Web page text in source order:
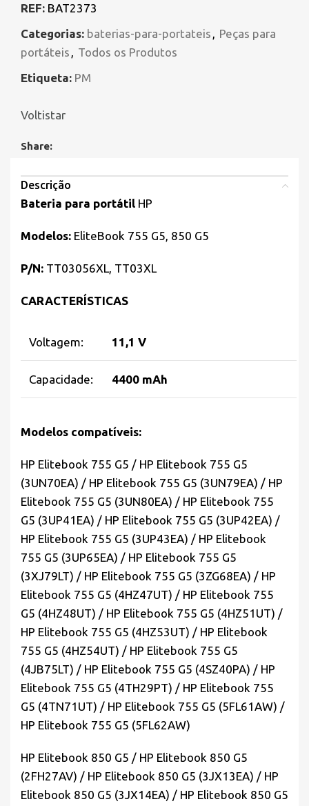
REF: BAT2373
Categorias: baterias-para-portateis , Peças para
portáteis , Todos os Produtos
Etiqueta: PM
Voltistar
Share:
Descrição
Bateria para portátil HP
Modelos: EliteBook 755 G5, 850 G5
P/N: TT03056XL, TT03XL
CARACTERÍSTICAS
Voltagem: 11,1 V
Capacidade: 4400 mAh
Modelos compatíveis:
HP Elitebook 755 G5 / HP Elitebook 755 G5
(3UN70EA) / HP Elitebook 755 G5 (3UN79EA) / HP
Elitebook 755 G5 (3UN80EA) / HP Elitebook 755
G5 (3UP41EA) / HP Elitebook 755 G5 (3UP42EA) /
HP Elitebook 755 G5 (3UP43EA) / HP Elitebook
755 G5 (3UP65EA) / HP Elitebook 755 G5
(3XJ79LT) / HP Elitebook 755 G5 (3ZG68EA) / HP
Elitebook 755 G5 (4HZ47UT) / HP Elitebook 755
G5 (4HZ48UT) / HP Elitebook 755 G5 (4HZ51UT) /
HP Elitebook 755 G5 (4HZ53UT) / HP Elitebook
755 G5 (4HZ54UT) / HP Elitebook 755 G5
(4JB75LT) / HP Elitebook 755 G5 (4SZ40PA) / HP
Elitebook 755 G5 (4TH29PT) / HP Elitebook 755
G5 (4TN71UT) / HP Elitebook 755 G5 (5FL61AW) /
HP Elitebook 755 G5 (5FL62AW)
HP Elitebook 850 G5 / HP Elitebook 850 G5
(2FH27AV) / HP Elitebook 850 G5 (3JX13EA) / HP
Elitebook 850 G5 (3JX14EA) / HP Elitebook 850 G5